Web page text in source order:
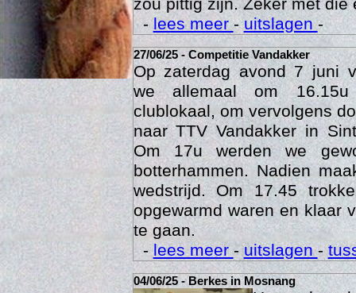
zou pittig zijn. Zeker met die
-lees meer-uitslagen-
27/06/25 - Competitie Vandakker
Op zaterdag avond 7 juni
we allemaal om
clublokaal, om vervolgens
naar TTV Vandakker in
Om 17u werden we
botterhammen. Nadien
wedstrijd. Om 17.45
opgewarmd waren en klaar
te gaan.
-lees meer-uitslagen-